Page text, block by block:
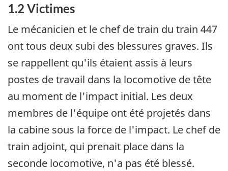
1.2 Victimes
Le mécanicien et le chef de train du train 447
ont tous deux subi des blessures graves. Ils
se rappellent qu'ils étaient assis à leurs
postes de travail dans la locomotive de tête
au moment de l'impact initial. Les deux
membres de l'équipe ont été projetés dans
la cabine sous la force de l'impact. Le chef de
train adjoint, qui prenait place dans la
seconde locomotive, n'a pas été blessé.